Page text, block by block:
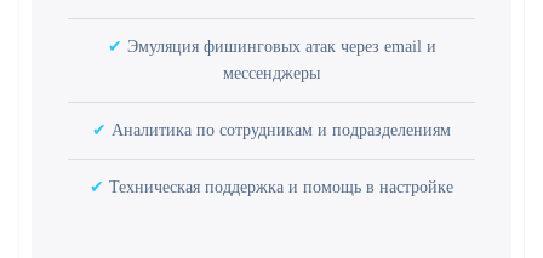
✔ Эмуляция фишинговых атак через email и
мессенджеры
✔ Аналитика по сотрудникам и подразделениям
✔ Техническая поддержка и помощь в настройке